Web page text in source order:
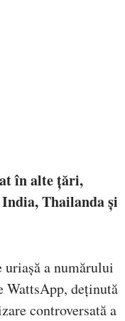
în alte țări,
Thailanda și
a numărului
WattsApp, deținută
controversată a